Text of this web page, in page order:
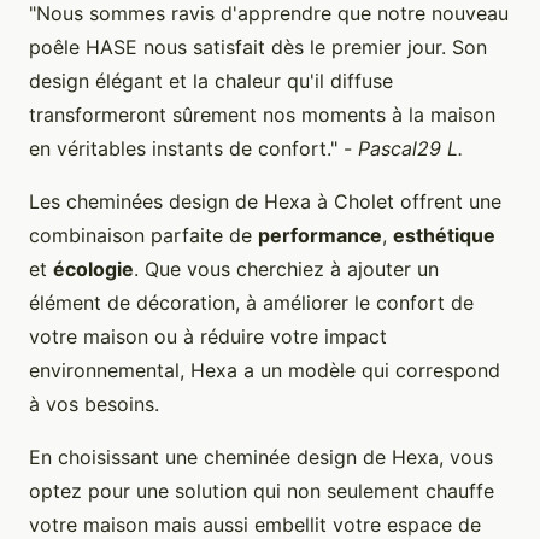
"Nous sommes ravis d'apprendre que notre nouveau
poêle HASE nous satisfait dès le premier jour. Son
design élégant et la chaleur qu'il diffuse
transformeront sûrement nos moments à la maison
en véritables instants de confort." - Pascal29 L.
Les cheminées design de Hexa à Cholet offrent une
combinaison parfaite de performance, esthétique
et écologie. Que vous cherchiez à ajouter un
élément de décoration, à améliorer le confort de
votre maison ou à réduire votre impact
environnemental, Hexa a un modèle qui correspond
à vos besoins.
En choisissant une cheminée design de Hexa, vous
optez pour une solution qui non seulement chauffe
votre maison mais aussi embellit votre espace de